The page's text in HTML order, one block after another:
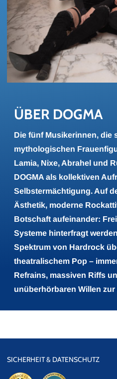
ÜBER DOGMA
Die fünf Musikerinnen, die
mythologischen
Lamia, Nixe, Abrahel und
DOGMA als kollektiven
Selbstermächtigung. Auf
Ästhetik, moderne
Botschaft aufeinander:
Systeme hinterfragt
Spektrum von Hardrock
theatralischem Pop –
Refrains, massiven Riffs
unüberhörbaren Willen
SICHERHEIT & DATENSCHUTZ